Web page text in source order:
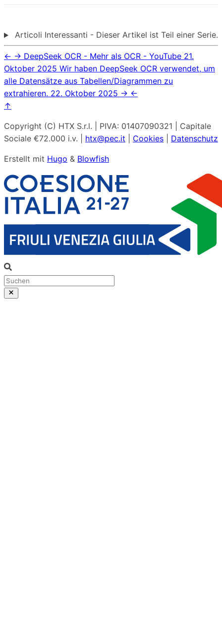
Articoli Interessanti - Dieser Artikel ist Teil einer Serie.
← → DeepSeek OCR - Mehr als OCR - YouTube 21.
Oktober 2025 Wir haben DeepSeek OCR verwendet, um
alle Datensätze aus Tabellen/Diagrammen zu
extrahieren. 22. Oktober 2025 → ←
↑
Copyright (C) HTX S.r.l. | PIVA: 01407090321 | Capitale
Sociale €72.000 i.v. | htx@pec.it Cookies Datenschutz
Erstellt mit Hugo & Blowfish